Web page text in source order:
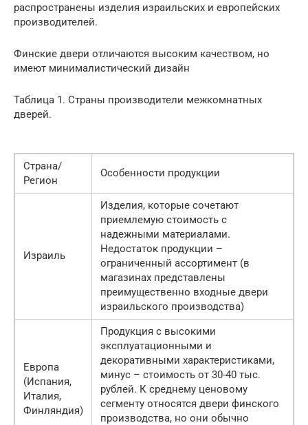
распространены изделия израильских и европейских
производителей.
Финские двери отличаются высоким качеством, но
имеют минималистический дизайн
Таблица 1. Страны производители межкомнатных
дверей.
Страна/
Регион
Особенности продукции
Израиль
Изделия, которые сочетают
приемлемую стоимость с
надежными материалами.
Недостаток продукции –
ограниченный ассортимент (в
магазинах представлены
преимущественно входные двери
израильского производства)
Европа
(Испания,
Италия,
Финляндия)
Продукция с высокими
эксплуатационными и
декоративными характеристиками,
минус – стоимость от 30-40 тыс.
рублей. К среднему ценовому
сегменту относятся двери финского
производства, но они обычно